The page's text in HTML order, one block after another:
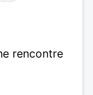
rencontre